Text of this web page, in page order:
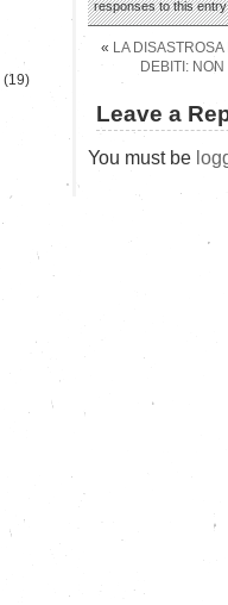
responses to this
« LA
DEBITI:
Leave a
You must be
(19)